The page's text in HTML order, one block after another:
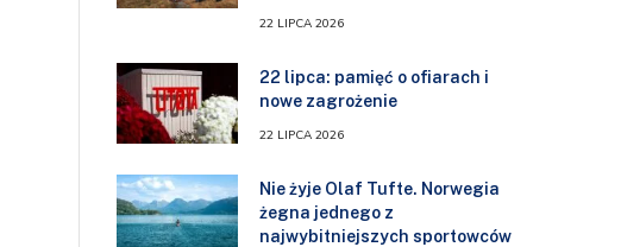
22 LIPCA 2026
22 lipca: pamięć o ofiarach i
nowe zagrożenie
22 LIPCA 2026
Nie żyje Olaf Tufte. Norwegia
żegna jednego z
najwybitniejszych sportowców